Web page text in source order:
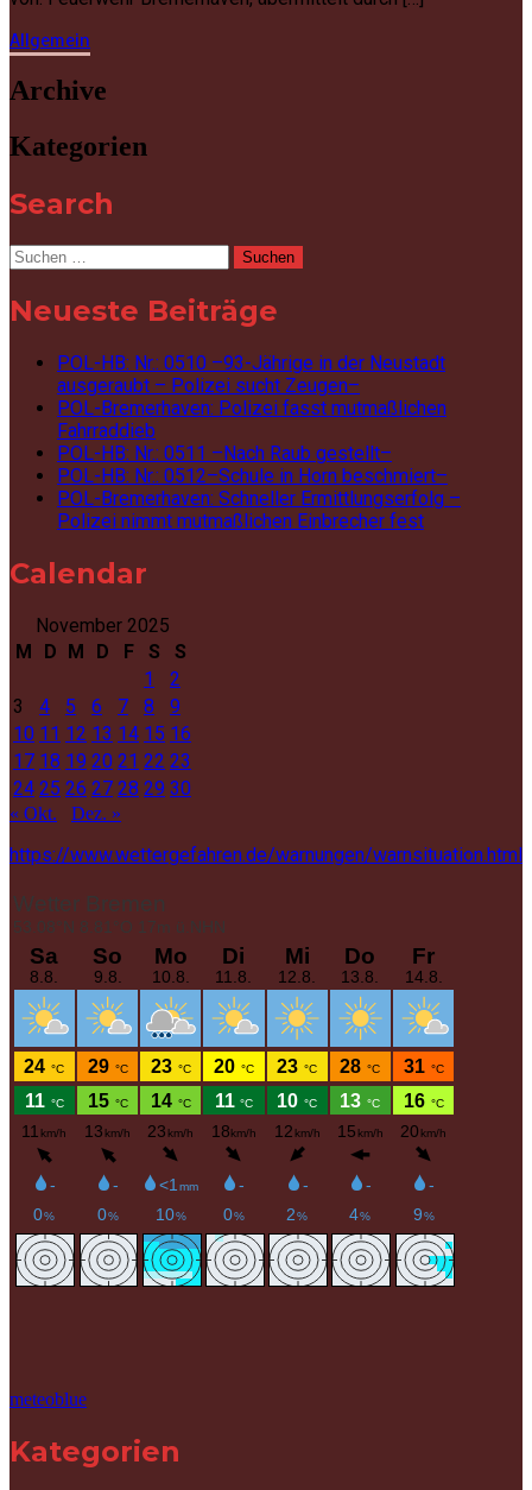
Allgemein
Archive
Kategorien
Search
Suchen
Neueste Beiträge
POL-HB: Nr.: 0510 –93-Jährige in der Neustadt
ausgeraubt – Polizei sucht Zeugen–
POL-Bremerhaven: Polizei fasst mutmaßlichen
Fahrraddieb
POL-HB: Nr.: 0511 –Nach Raub gestellt–
POL-HB: Nr.: 0512–Schule in Horn beschmiert–
POL-Bremerhaven: Schneller Ermittlungserfolg –
Polizei nimmt mutmaßlichen Einbrecher fest
Calendar
November 2025
M
D M D F S
S
1
2
3
4 5 6 7 8
9
10 11 12 13 14 15 16
17 18 19 20 21 22 23
24 25 26 27 28 29 30
« Okt. Dez. »
https://www.wettergefahren.de/warnungen/warnsituation.html
meteoblue
Kategorien